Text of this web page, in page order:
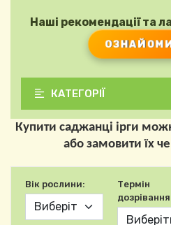
Наші рекомендації та
КАТЕГОРІЇ
Купити саджанці ірги
або замовити їх
Вік рослини:
Термін